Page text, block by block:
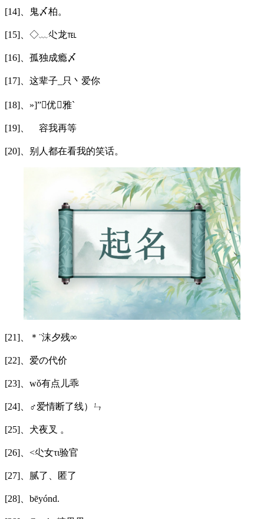
[14]、鬼〆柏。
[15]、◇﹏尐龙℡
[16]、孤独成瘾〆
[17]、这辈子_只丶爱你
[18]、»]”优雅`
[19]、ゞ容我再等
[20]、别人都在看我的笑话。
[21]、＊¨沫夕残∞
[22]、爱の代价
[23]、wǒ有点儿乖
[24]、♂爱情断了线）ㄣ
[25]、犬夜叉 。
[26]、<尐女τι验官
[27]、腻了、匿了
[28]、bēyónd.